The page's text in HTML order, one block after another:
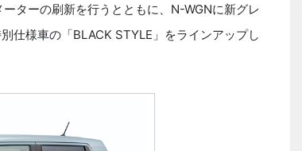
ターの刷新を行うとともに、N-WGNに新グレ
仕様車の「BLACK STYLE」をラインアップし